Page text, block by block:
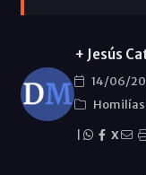
+ Jesús
14/06/
Homilías
X